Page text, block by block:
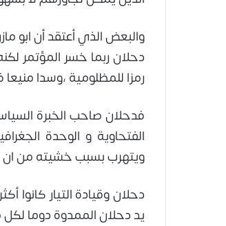
والبعض الذي أعتقد أن ابو
دحلان ربما خسر المؤتمر
رمزا للمظلومية ،وسدا
فدحلان صاحب الخبرة
الفتحاوية و الوحدة
ويتهرب بسبب خشيته من ان
دحلان وقيادة التيار كانوا
يد دحلان الممدوة دوما